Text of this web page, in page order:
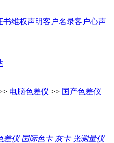
书维权声明客户名录客户心声
电脑色差仪 >> 国产色差仪
差仪 国际色卡|灰卡 光测量仪